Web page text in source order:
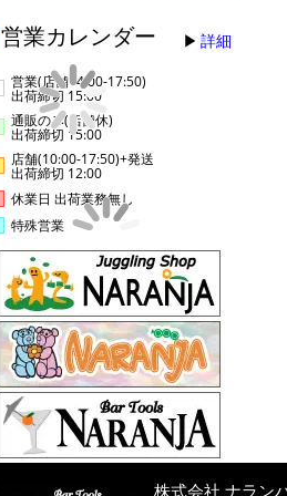
営業カレンダー 詳細
営業(店舗14:00-17:50)
出荷締切 15:00
通販のみ(店舗休)
出荷締切 15:00
店舗(10:00-17:50)+発送
出荷締切 12:00
休業日 出荷業務無し
特殊営業
株式会社 ナラン